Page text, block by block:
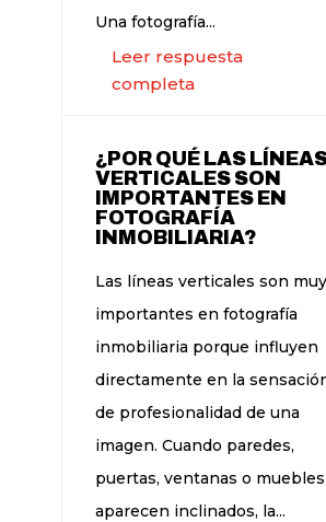
Una fotografía...
Leer respuesta
completa
¿POR QUÉ LAS
VERTICALES SON
IMPORTANTES EN
FOTOGRAFÍA
INMOBILIARIA?
Las líneas verticales son muy
importantes en fotografía
inmobiliaria porque influyen
directamente en la
de profesionalidad de una
imagen. Cuando paredes,
puertas, ventanas o muebles
aparecen inclinados, la...